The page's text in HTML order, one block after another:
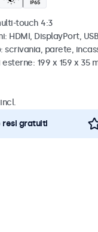
touch 4:3
HDMI, DisplayPort,
scrivania, parete,
esterne: 199 x 159 x 35
resi gratuiti